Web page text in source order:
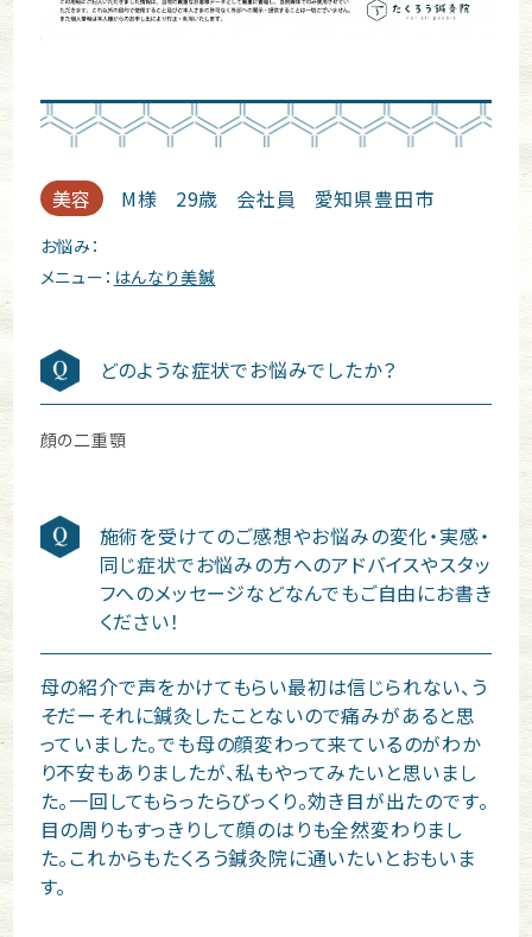
美容 M様 29歳 会社員 愛知県豊田市
お悩み：
メニュー： はんなり美鍼
どのような症状でお悩みでしたか？
顔の二重顎
施術を受けてのご感想やお悩みの変化・実感・
同じ症状でお悩みの方へのアドバイスやスタッ
フへのメッセージなどなんでもご自由にお書き
ください！
母の紹介で声をかけてもらい最初は信じられない、う
そだーそれに鍼灸したことないので痛みがあると思
っていました。でも母の顔変わって来ているのがわか
り不安もありましたが、私もやってみたいと思いまし
た。一回してもらったらびっくり。効き目が出たのです。
目の周りもすっきりして顔のはりも全然変わりまし
た。これからもたくろう鍼灸院に通いたいとおもいま
す。